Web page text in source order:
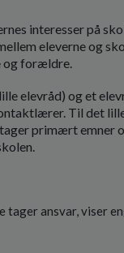
interesser på
eleverne og
og forældre.
elevråd) og et
Til det
primært emner
ansvar, viser